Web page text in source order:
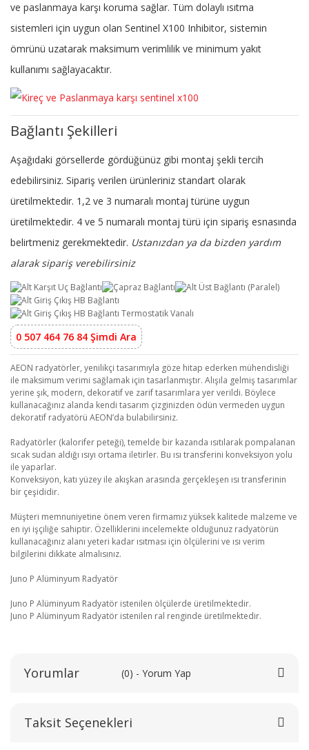
ve paslanmaya karşı koruma sağlar. Tüm dolaylı ısıtma
sistemleri için uygun olan Sentinel X100 Inhibitor, sistemin
ömrünü uzatarak maksimum verimlilik ve minimum yakıt
kullanımı sağlayacaktır.
Bağlantı Şekilleri
Aşağıdaki görsellerde gördüğünüz gibi montaj şekli tercih
edebilirsiniz. Sipariş verilen ürünleriniz standart olarak
üretilmektedir. 1,2 ve 3 numaralı montaj türüne uygun
üretilmektedir. 4 ve 5 numaralı montaj türü için sipariş esnasında
belirtmeniz gerekmektedir. Ustanızdan ya da bizden yardım
alarak sipariş verebilirsiniz
0 507 464 76 84 Şimdi Ara
AEON radyatörler, yenilikçi tasarımıyla göze hitap ederken mühendisliği
ile maksimum verimi sağlamak için tasarlanmıştır. Alışıla gelmiş tasarımlar
yerine şık, modern, dekoratif ve zarif tasarımlara yer verildi. Böylece
kullanacağınız alanda kendi tasarım çizginizden ödün vermeden uygun
dekoratif radyatörü AEON’da bulabilirsiniz.
Radyatörler (kalorifer peteği), temelde bir kazanda ısıtılarak pompalanan
sıcak sudan aldığı ısıyı ortama iletirler. Bu ısı transferini konveksiyon yolu
ile yaparlar.
Konveksiyon, katı yüzey ile akışkan arasında gerçekleşen ısı transferinin
bir çeşididir.
Müşteri memnuniyetine önem veren firmamız yüksek kalitede malzeme ve
en iyi işçiliğe sahiptir. Özelliklerini incelemekte olduğunuz radyatörün
kullanacağınız alanı yeteri kadar ısıtması için ölçülerini ve ısı verim
bilgilerini dikkate almalısınız.
Juno P Alüminyum Radyatör
Juno P Alüminyum Radyatör istenilen ölçülerde üretilmektedir.
Juno P Alüminyum Radyatör istenilen ral renginde üretilmektedir.
Yorumlar (0) - Yorum Yap
Bu ürüne ilk yorumu siz yapın!
Taksit Seçenekleri